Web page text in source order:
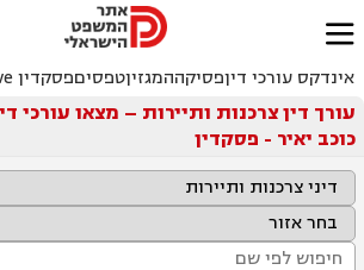

אינדקס עורכי דיןפסיקההמגזיןטפסיםפסקדין Live
עורך דין צרכנות ותיירות – מצאו עורכי
כוכב יאיר - פסקדין